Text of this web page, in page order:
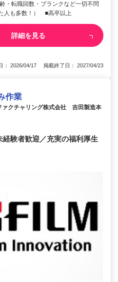
・転職回数・ブランクなど一切不問
人も多数！） ■高卒以上
詳細を見る
： 2026/04/17 掲載終了日： 2027/04/23
作業
ァクチャリング株式会社 吉田製造本
経験者歓迎／充実の福利厚生